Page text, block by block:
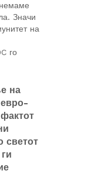
Значи
на
го
на
светот